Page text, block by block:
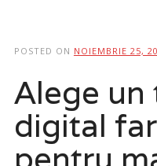
POSTED ON NOIEMBRIE 25,
Alege
digital